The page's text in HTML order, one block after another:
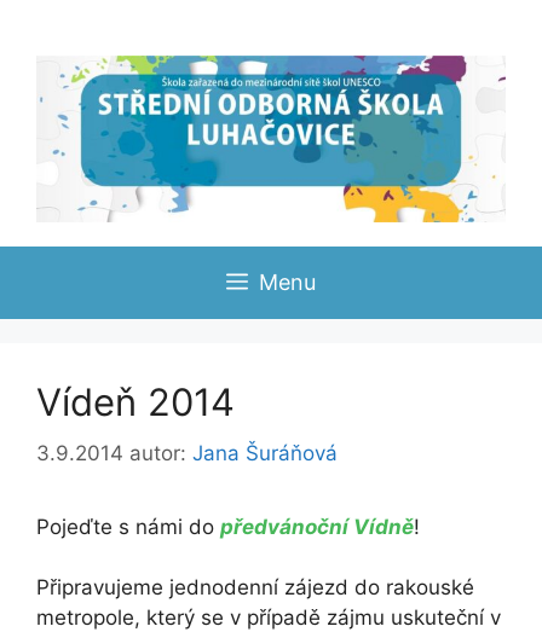
Menu
Vídeň 2014
3.9.2014 autor: Jana Šuráňová
Pojeďte s námi do předvánoční Vídně!
Připravujeme jednodenní zájezd do rakouské
metropole, který se v případě zájmu uskuteční v